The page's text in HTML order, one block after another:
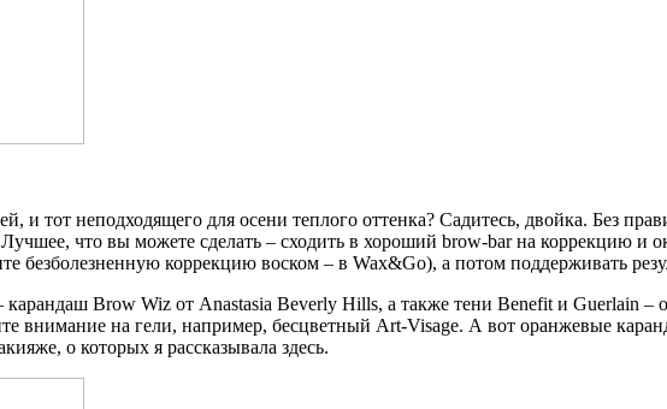
и тот неподходящего для осени теплого оттенка? Садитесь, двойка. Без
что вы можете сделать – сходить в хороший brow-bar на коррекцию
безболезненную коррекцию воском – в Wax&Go), а потом поддерживать
Brow Wiz от Anastasia Beverly Hills, а также тени Benefit и Guerlain
внимание на гели, например, бесцветный Art-Visage. А вот оранжевые
о которых я рассказывала здесь.